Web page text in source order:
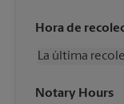
Miércoles
Viernes
Domingo
Hora de
La última
Miércoles
Notary Hours